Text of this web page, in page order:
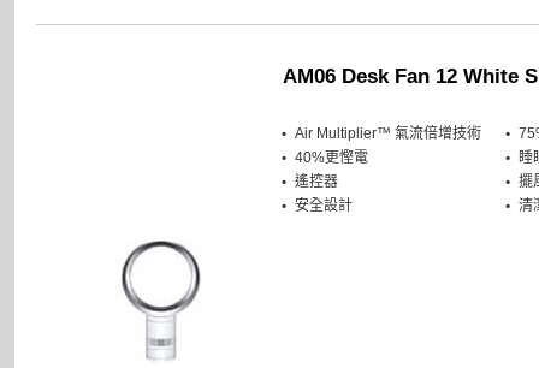
AM06 Desk Fan 12 White
Air Multiplier™ 氣流倍增技術
40%更慳電
遙控器
安全設計
睡
擺
清